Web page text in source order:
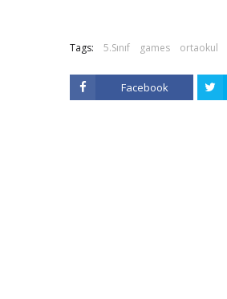
Tags: 5.Sınıf games ortaokul
Facebook